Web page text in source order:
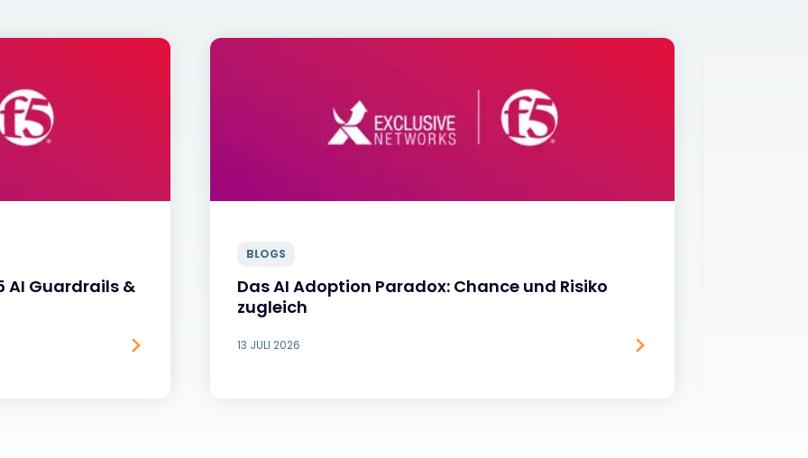
AI Guardrails &
BLOGS
Das AI Adoption Paradox: Chance und Risiko
zugleich
13 JULI 2026